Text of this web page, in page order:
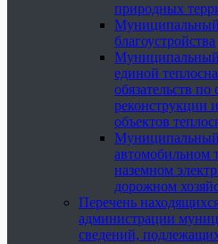
природных
Муниципальный
благоустройства
Муниципальный
единой
обязательств по
реконструкции
объектов
Муниципальный
автомобильном
наземном
дорожном
Перечень
администрации
сведений,